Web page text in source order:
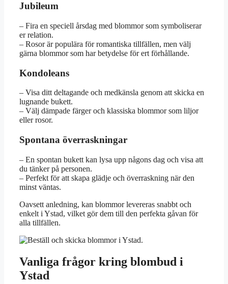
Jubileum
– Fira en speciell årsdag med blommor som symboliserar
er relation.
– Rosor är populära för romantiska tillfällen, men välj
gärna blommor som har betydelse för ert förhållande.
Kondoleans
– Visa ditt deltagande och medkänsla genom att skicka en
lugnande bukett.
– Välj dämpade färger och klassiska blommor som liljor
eller rosor.
Spontana överraskningar
– En spontan bukett kan lysa upp någons dag och visa att
du tänker på personen.
– Perfekt för att skapa glädje och överraskning när den
minst väntas.
Oavsett anledning, kan blommor levereras snabbt och
enkelt i Ystad, vilket gör dem till den perfekta gåvan för
alla tillfällen.
Vanliga frågor kring blombud i
Ystad